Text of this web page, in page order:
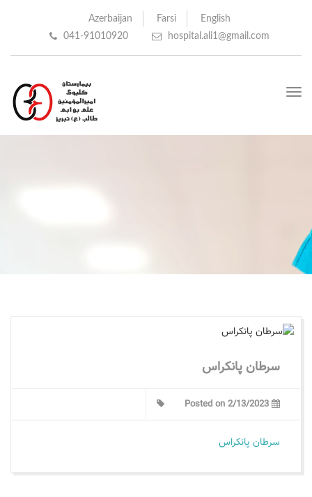
English
Farsi
Azerbaijan
hospital.ali1@gmail.com
041-91010920
Toggle
سرطان پانکراس
سرطان پانکراس